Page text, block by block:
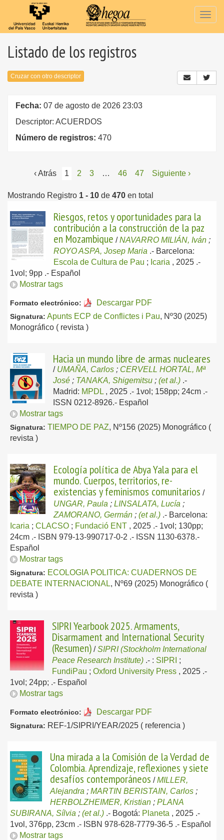
Listado de los registros
Cruzar con otro descriptor
Fecha: 07 de agosto de 2026 23:03
Descriptor: ACUERDOS
Número de registros: 470
‹ Atrás 1 2 3 … 46 47 Siguiente ›
Mostrando Registro 1 - 10 de 470 en total
Riesgos, retos y oportunidades para la
contribución a la construcción de la paz
en Mozambique /NAVARRO MILIÁN, Iván ;
ROYO ASPA, Josep Maria .- Barcelona:
Escola de Cultura de Pau ; Icaria , 2025 .-
1vol; 9pp .- Español
Mostrar tags
Formato electrónico: Descargar PDF
Signatura: Apunts ECP de Conflictes i Pau, Nº30 (2025)
Monográfico ( revista )
Hacia un mundo libre de armas nucleares
/ UMAÑA, Carlos ; CERVELL HORTAL, Mª
José ; TANAKA, Shigemitsu ; (et al.) .-
Madrid: MPDL , 2025 .- 1vol; 158pp; 24cm .-
ISSN 0212-8926.- Español
Mostrar tags
Signatura: TIEMPO DE PAZ, Nº156 (2025) Monográfico (
revista )
Ecología política de Abya Yala para el
mundo. Cuerpos, territorios, re-
existencias y feminismos comunitarios /
UNGAR, Paula ; LINSALATA, Lucía ;
ZAMORANO, Germán ; (et al.) .- Barcelona:
Icaria ; CLACSO ; Fundació ENT , 2025 .- 1vol; 130pp;
24cm .- ISBN 979-13-990717-0-2 .- ISSN 1130-6378.-
Español
Mostrar tags
Signatura: ECOLOGIA POLITICA: CUADERNOS DE
DEBATE INTERNACIONAL, Nº69 (2025) Monográfico (
revista )
SIPRI Yearbook 2025. Armaments,
Disarmament and International Security
(Resumen) /SIPRI (Stockholm International
Peace Research Institute) .- : SIPRI ;
FundiPau ; Oxford University Press , 2025 .-
1vol; 24pp; .- Español
Mostrar tags
Formato electrónico: Descargar PDF
Signatura: REF-1/SIPRI/YEAR/2025 ( referencia )
Una mirada a la Comisión de la Verdad de
Colombia. Aprendizaje, reflexiones y siete
desafíos contemporáneos /MILLER,
Alejandra ; MARTIN BERISTAIN, Carlos ;
HERBOLZHEIMER, Kristian ; PLANA
SUBIRANA, Sílvia ; (et al.) .- Bogotá: Planeta , 2025 .-
1vol, 376pp, 23cm .- ISBN 978-628-7779-36-5 .- Español
Mostrar tags